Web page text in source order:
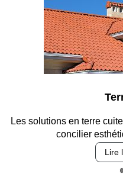
leur évolution pour
performances…